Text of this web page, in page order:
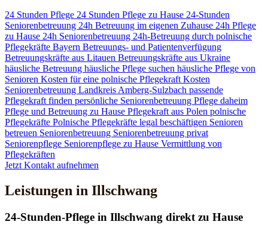
24 Stunden Pflege 24 Stunden Pflege zu Hause 24-Stunden
Seniorenbetreuung 24h Betreuung im eigenen Zuhause 24h Pflege
zu Hause 24h Seniorenbetreuung 24h-Betreuung durch polnische
Pflegekräfte Bayern Betreuungs- und Patientenverfügung
Betreuungskräfte aus Litauen Betreuungskräfte aus Ukraine
häusliche Betreuung häusliche Pflege suchen häusliche Pflege von
Senioren Kosten für eine polnische Pflegekraft Kosten
Seniorenbetreuung Landkreis Amberg-Sulzbach passende
Pflegekraft finden persönliche Seniorenbetreuung Pflege daheim
Pflege und Betreuung zu Hause Pflegekraft aus Polen polnische
Pflegekräfte Polnische Pflegekräfte legal beschäftigen Senioren
betreuen Seniorenbetreuung Seniorenbetreuung privat
Seniorenpflege Seniorenpflege zu Hause Vermittlung von
Pflegekräften
Jetzt Kontakt aufnehmen
Leistungen in Illschwang
24-Stunden-Pflege in Illschwang direkt zu Hause